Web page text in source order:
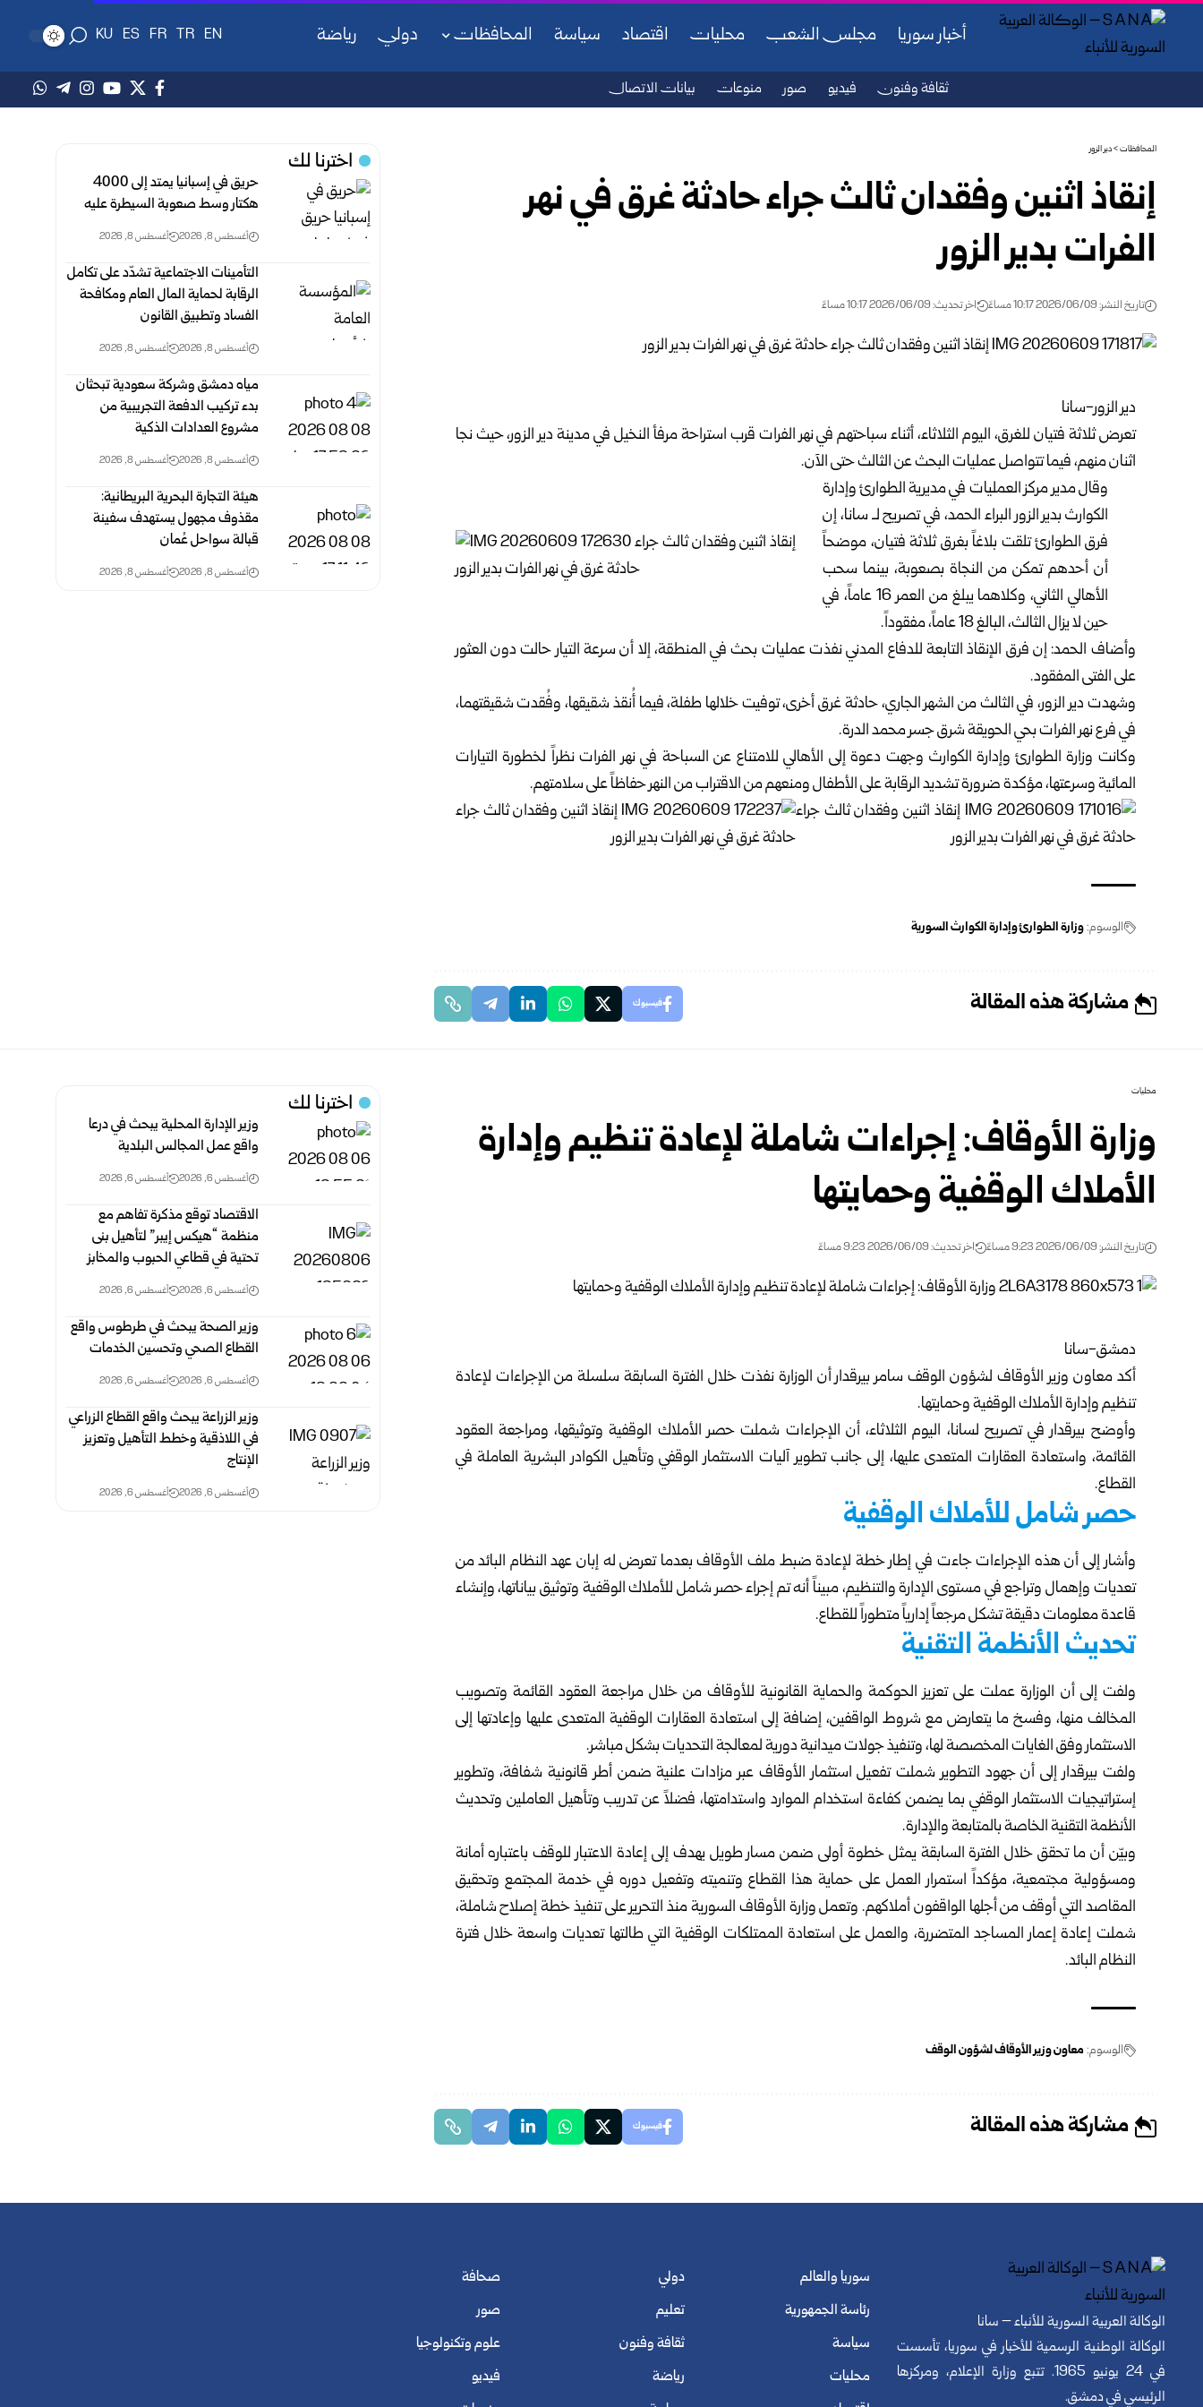
أخبار سوريا مجلس الشعب محليات اقتصاد سياسة المحافظات دولي رياضة EN
TR
FR
ES
KU
ثقافة وفنون فيديو صور منوعات بيانات الاتصال
المحافظات>دير الزور
إنقاذ اثنين وفقدان ثالث جراء حادثة غرق في نهر
الفرات بدير الزور
تاريخ النشر: 2026/06/09 10:17 مساءً اخر تحديث: 2026/06/09 10:17 مساءً
دير الزور-سانا
تعرض ثلاثة فتيان للغرق، اليوم الثلاثاء، أثناء سباحتهم في نهر الفرات قرب استراحة مرفأ النخيل في مدينة دير الزور، حيث نجا
اثنان منهم، فيما تتواصل عمليات البحث عن الثالث حتى الآن.
وقال مدير مركز العمليات في مديرية الطوارئ وإدارة
الكوارث بدير الزور البراء الحمد، في تصريح لـ سانا، إن
فرق الطوارئ تلقت بلاغاً بغرق ثلاثة فتيان، موضحاً
أن أحدهم تمكن من النجاة بصعوبة، بينما سحب
الأهالي الثاني، وكلاهما يبلغ من العمر 16 عاماً، في
حين لا يزال الثالث، البالغ 18 عاماً، مفقوداً.
وأضاف الحمد: إن فرق الإنقاذ التابعة للدفاع المدني نفذت عمليات بحث في المنطقة، إلا أن سرعة التيار حالت دون العثور
على الفتى المفقود.
وشهدت دير الزور، في الثالث من الشهر الجاري، حادثة غرق أخرى، توفيت خلالها طفلة، فيما أُنقذ شقيقها، وفُقدت شقيقتهما،
في فرع نهر الفرات بحي الحويقة شرق جسر محمد الدرة.
وكانت وزارة الطوارئ وإدارة الكوارث وجهت دعوة إلى الأهالي للامتناع عن السباحة في نهر الفرات نظراً لخطورة التيارات
المائية وسرعتها، مؤكدة ضرورة تشديد الرقابة على الأطفال ومنعهم من الاقتراب من النهر حفاظاً على سلامتهم.
الوسوم:وزارة الطوارئ وإدارة الكوارث السورية
مشاركة هذه المقالة فيسبوك
اخترنا لك
حريق في إسبانيا يمتد إلى 4000
هكتار وسط صعوبة السيطرة عليه
أغسطس 8, 2026 أغسطس 8, 2026
التأمينات الاجتماعية تشدّد على تكامل
الرقابة لحماية المال العام ومكافحة
‏الفساد وتطبيق القانون
أغسطس 8, 2026 أغسطس 8, 2026
مياه دمشق وشركة سعودية تبحثان
بدء تركيب الدفعة التجريبية من
مشروع ‌‏العدادات الذكية ‏
أغسطس 8, 2026 أغسطس 8, 2026
هيئة التجارة البحرية البريطانية:
مقذوف مجهول يستهدف سفينة
قبالة سواحل عُمان
أغسطس 8, 2026 أغسطس 8, 2026
محليات
وزارة الأوقاف: إجراءات شاملة لإعادة تنظيم وإدارة
الأملاك الوقفية وحمايتها
تاريخ النشر: 2026/06/09 9:23 مساءً اخر تحديث: 2026/06/09 9:23 مساءً
دمشق-سانا‏
أكد معاون وزير الأوقاف لشؤون الوقفسامر بيرقدار أن الوزارة نفذت خلال الفترة ‏السابقة سلسلة من الإجراءات لإعادة
تنظيم وإدارة الأملاك الوقفية وحمايتها.
‏وأوضح بيرقدار في تصريح لسانا، اليوم الثلاثاء، أن الإجراءات شملت حصر الأملاك ‏الوقفية وتوثيقها، ومراجعة العقود
القائمة، واستعادة العقارات المتعدى عليها، إلى جانب ‏تطوير آليات الاستثمار الوقفي وتأهيل الكوادر البشرية العاملة في
القطاع.
حصر شامل للأملاك الوقفية
وأشار إلى أن هذه الإجراءات جاءت في إطار خطة لإعادة ضبط ملف الأوقاف بعدما ‏تعرض له إبان عهد النظام البائد من
تعديات وإهمال وتراجع في مستوى الإدارة والتنظيم، ‏مبيناً أنه تم إجراء حصر شامل للأملاك الوقفية وتوثيق بياناتها، وإنشاء
قاعدة معلومات ‏دقيقة تشكل مرجعاً إدارياً متطوراً للقطاع.
تحديث الأنظمة التقنية
ولفت إلى أن الوزارة عملت على تعزيز الحوكمة والحماية القانونية للأوقاف من خلال ‏مراجعة العقود القائمة وتصويب
المخالف منها، وفسخ ما يتعارض مع شروط الواقفين، ‏إضافة إلى استعادة العقارات الوقفية المتعدى عليها وإعادتها إلى
الاستثمار وفق الغايات ‏المخصصة لها، وتنفيذ جولات ميدانية دورية لمعالجة التحديات بشكل مباشر.
ولفت بيرقدار إلى أن جهود التطوير شملت تفعيل استثمار الأوقاف عبر مزادات علنية ‏ضمن أطر قانونية شفافة، وتطوير
إستراتيجيات الاستثمار الوقفي بما يضمن كفاءة ‏استخدام الموارد واستدامتها، فضلاً عن تدريب وتأهيل العاملين وتحديث
الأنظمة التقنية ‏الخاصة بالمتابعة والإدارة.
وبيّن أن ما تحقق خلال الفترة السابقة يمثل خطوة أولى ضمن مسار طويل يهدف إلى ‏إعادة الاعتبار للوقف باعتباره أمانة
ومسؤولية مجتمعية، مؤكداً استمرار العمل على ‏حماية هذا القطاع وتنميته وتفعيل دوره في خدمة المجتمع وتحقيق
المقاصد التي أوقف ‏من أجلها الواقفون أملاكهم. وتعمل وزارة الأوقاف السورية منذ التحرير على تنفيذ خطة إصلاح شاملة،
شملت إعادة ‏إعمار المساجد المتضررة، والعمل على استعادة الممتلكات الوقفية التي طالتها تعديات ‏واسعة خلال فترة
النظام البائد.
الوسوم: معاون وزير الأوقاف لشؤون الوقف
مشاركة هذه المقالة فيسبوك
اخترنا لك
وزير الإدارة المحلية يبحث في درعا
واقع عمل المجالس البلدية
أغسطس 6, 2026 أغسطس 6, 2026
الاقتصاد توقع مذكرة تفاهم ‏مع
منظمة “هيكس إيبر” لتأهيل بنى
تحتية في قطاعي الحبوب والمخابز
أغسطس 6, 2026 أغسطس 6, 2026
وزير الصحة يبحث في طرطوس واقع
القطاع الصحي وتحسين الخدمات
أغسطس 6, 2026 أغسطس 6, 2026
وزير الزراعة يبحث واقع القطاع الزراعي
في اللاذقية وخطط التأهيل وتعزيز
الإنتاج
أغسطس 6, 2026 أغسطس 6, 2026
الوكالة العربية السورية للأنباء – سانا
الوكالة الوطنية الرسمية للأخبار في سوريا، تأسست
في 24 يونيو 1965. تتبع وزارة الإعلام، ومركزها
الرئيسي في دمشق.
سوريا والعالم
رئاسة الجمهورية
سياسة
محليات
دولي
تعليم
ثقافة وفنون
رياضة
صحافة
صور
علوم وتكنولوجيا
فيديو